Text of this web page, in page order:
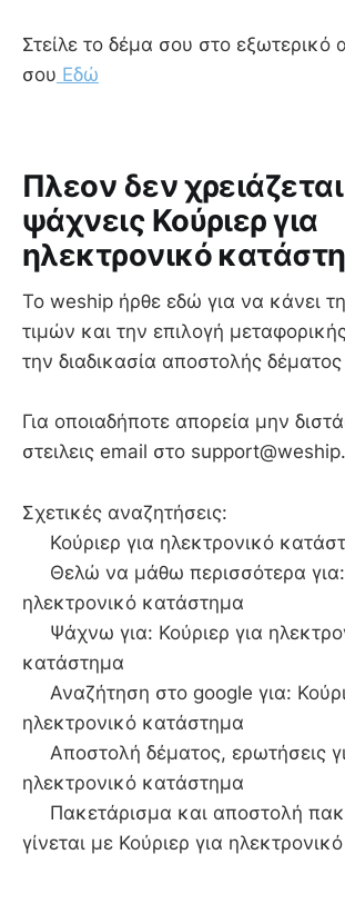
Στείλε το δέμα σου στο εξωτερικό
σου Εδώ
Πλεον δεν
ψάχνεις Κούριερ για
ηλεκτρονικό
To weship ήρθε εδώ για να κάνει
τιμών και την επιλογή
την διαδικασία αποστολής δέματος
Για οποιαδήποτε απορεία μην
στειλεις email στο
Σχετικές αναζητήσεις:
Κούριερ για ηλεκτρονικό
Θελώ να μάθω περισσότερα για:
ηλεκτρονικό κατάστημα
Ψάχνω για: Κούριερ για
κατάστημα
Αναζήτηση στο google για:
ηλεκτρονικό κατάστημα
Αποστολή δέματος, ερωτήσεις
ηλεκτρονικό κατάστημα
Πακετάρισμα και αποστολή
γίνεται με Κούριερ για